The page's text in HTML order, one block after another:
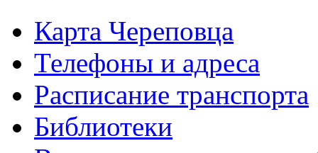
Карта Череповца
Телефоны и адреса
Расписание транспорта
Библиотеки